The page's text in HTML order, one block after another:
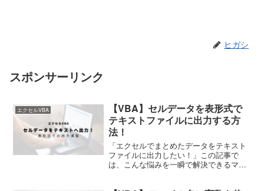
ヒガシ
スポンサーリンク
エクセルVBA
【VBA】セルデータを表形式で
テキストファイルに出力する方
法！
「エクセルでまとめたデータをテキスト
ファイルに出力したい！」この記事で
は、こんな悩みを一瞬で解決できるマク